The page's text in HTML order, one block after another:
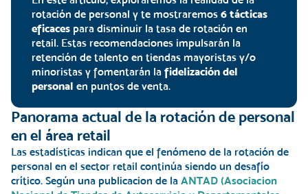
rotación de personal y te mostraremos6 tácticas
eficaces para disminuir la tasa de rotación en
retail. Estas recomendaciones impulsarán la
retención de talento en tiendas mayoristas y/o
minoristas y fomentarán lafidelización del
personalen puntos de venta.
Panorama actual de la rotación de personal
en el área retail
Las estadísticas indican que el fenómeno de la rotación de
personal en el sector retail continúa siendo un desafío
crítico. Según una publicacion de la ANTAD (Asociacion